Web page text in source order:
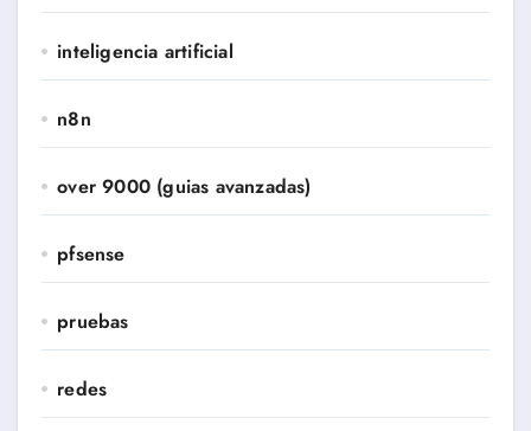
inteligencia artificial
n8n
over 9000 (guias avanzadas)
pfsense
pruebas
redes